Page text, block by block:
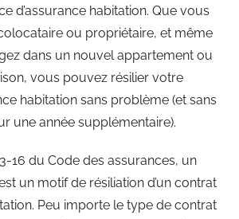
d’assurance habitation. Que vous
ou propriétaire, et même
dans un nouvel appartement ou
vous pouvez résilier votre
habitation sans problème (et sans
une année supplémentaire).
16 du Code des assurances, un
un motif de résiliation d’un contrat
Peu importe le type de contrat